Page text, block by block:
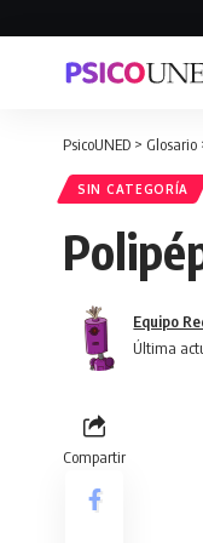
PsicoUNED > Glosario
SIN CATEGORÍA
Última
Equipo
Compartir